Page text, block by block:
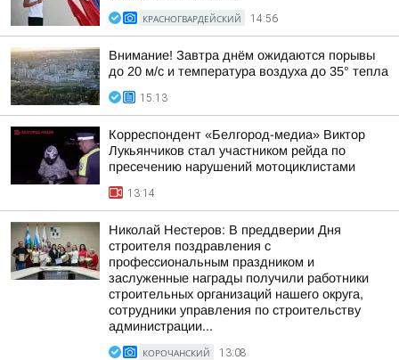
КРАСНОГВАРДЕЙСКИЙ 14:56
Внимание! Завтра днём ожидаются порывы
до 20 м/с и температура воздуха до 35° тепла
15:13
Корреспондент «Белгород-медиа» Виктор
Лукьянчиков стал участником рейда по
пресечению нарушений мотоциклистами
13:14
Николай Нестеров: В преддверии Дня
строителя поздравления с
профессиональным праздником и
заслуженные награды получили работники
строительных организаций нашего округа,
сотрудники управления по строительству
администрации...
КОРОЧАНСКИЙ 13:08